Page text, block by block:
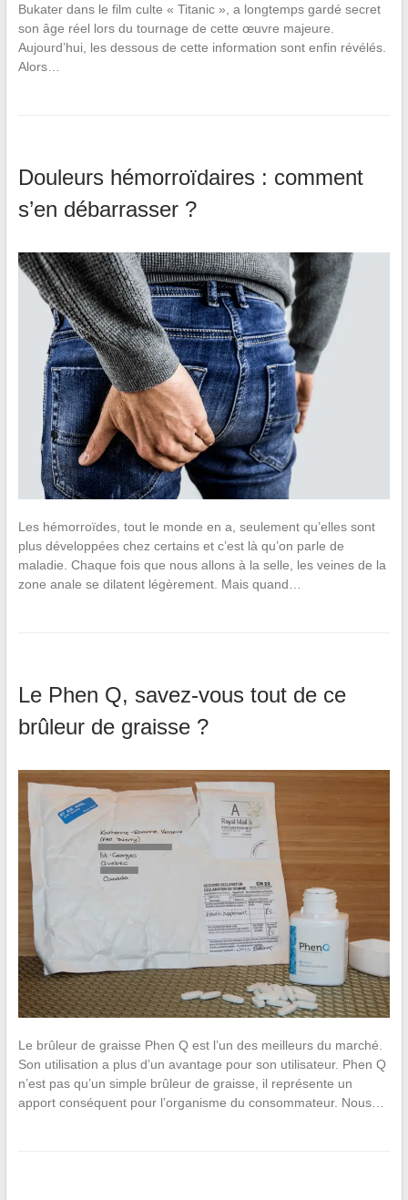
Bukater dans le film culte « Titanic », a longtemps gardé secret
son âge réel lors du tournage de cette œuvre majeure.
Aujourd’hui, les dessous de cette information sont enfin révélés.
Alors…
Douleurs hémorroïdaires : comment
s’en débarrasser ?
Les hémorroïdes, tout le monde en a, seulement qu’elles sont
plus développées chez certains et c’est là qu’on parle de
maladie. Chaque fois que nous allons à la selle, les veines de la
zone anale se dilatent légèrement. Mais quand…
Le Phen Q, savez-vous tout de ce
brûleur de graisse ?
Le brûleur de graisse Phen Q est l’un des meilleurs du marché.
Son utilisation a plus d’un avantage pour son utilisateur. Phen Q
n’est pas qu’un simple brûleur de graisse, il représente un
apport conséquent pour l’organisme du consommateur. Nous…